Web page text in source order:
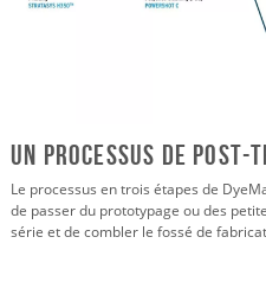
Un processus de
Le processus en trois étapes de
de passer du prototypage ou des
série et de combler le fossé de